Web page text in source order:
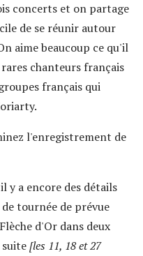
concerts et on partage
de se réunir autour
aime beaucoup ce qu'il
chanteurs français
français qui
l'enregistrement de
y a encore des détails
tournée de prévue
d'Or dans deux
suite[les 11, 18 et 27